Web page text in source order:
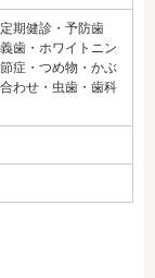
期健診・予防歯
歯・ホワイトニン
症・つめ物・かぶ
わせ・虫歯・歯科